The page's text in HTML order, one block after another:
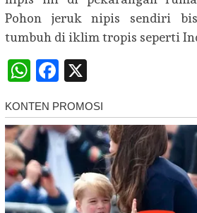
Pohon jeruk nipis sendiri
tumbuh di iklim tropis seperti
WhatsApp
Facebook